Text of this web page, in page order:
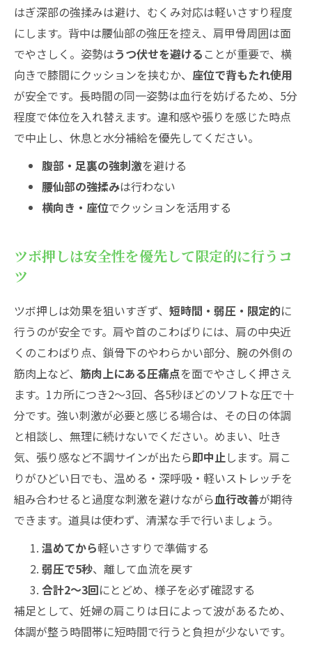
はぎ深部の強揉みは避け、むくみ対応は軽いさすり程度
にします。背中は腰仙部の強圧を控え、肩甲骨周囲は面
でやさしく。姿勢はうつ伏せを避ける ことが重要で、横
向きで膝間にクッションを挟むか、 座位で背もたれ使用
が安全です。長時間の同一姿勢は血行を妨げるため、5分
程度で体位を入れ替えます。違和感や張りを感じた時点
で中止し、休息と水分補給を優先してください。
腹部・足裏の強刺激を避ける
腰仙部の強揉みは行わない
横向き・座位でクッションを活用する
ツボ押しは安全性を優先して限定的に行うコ
ツ
ツボ押しは効果を狙いすぎず、 短時間・弱圧・限定的に
行うのが安全です。肩や首のこわばりには、肩の中央近
くのこわばり点、鎖骨下のやわらかい部分、腕の外側の
筋肉上など、 筋肉上にある圧痛点を面でやさしく押さえ
ます。1カ所につき2〜3回、各5秒ほどのソフトな圧で十
分です。強い刺激が必要と感じる場合は、その日の体調
と相談し、無理に続けないでください。めまい、吐き
気、張り感など不調サインが出たら即中止します。肩こ
りがひどい日でも、温める・深呼吸・軽いストレッチを
組み合わせると過度な刺激を避けながら血行改善が期待
できます。道具は使わず、清潔な手で行いましょう。
温めてから軽いさすりで準備する
弱圧で5秒、離して血流を戻す
合計2〜3回にとどめ、様子を必ず確認する
補足として、妊婦の肩こりは日によって波があるため、
体調が整う時間帯に短時間で行うと負担が少ないです。